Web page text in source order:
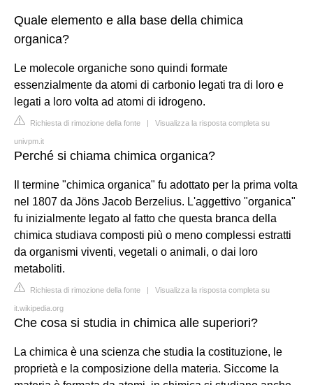
Quale elemento e alla base della chimica
organica?
Le molecole organiche sono quindi formate
essenzialmente da atomi di carbonio legati tra di loro e
legati a loro volta ad atomi di idrogeno.
Richiesta di rimozione della fonte | Visualizza la risposta completa su
univpm.it
Perché si chiama chimica organica?
Il termine "chimica organica" fu adottato per la prima volta
nel 1807 da Jöns Jacob Berzelius. L'aggettivo "organica"
fu inizialmente legato al fatto che questa branca della
chimica studiava composti più o meno complessi estratti
da organismi viventi, vegetali o animali, o dai loro
metaboliti.
Richiesta di rimozione della fonte | Visualizza la risposta completa su
it.wikipedia.org
Che cosa si studia in chimica alle superiori?
La chimica è una scienza che studia la costituzione, le
proprietà e la composizione della materia. Siccome la